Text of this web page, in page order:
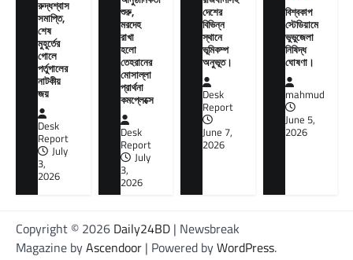
রুদ্ধশ্বাস
সমাপ্তি,
শেষ
মুহূর্তের
গোলে
পর্তুগালের
নাটকীয়
জয়
Desk
Report
July
3,
2026
শুরু,
মরদেহ
রাখা
হলো
তেহরানের
মোসাল্লা
প্রার্থনা
কমপ্লেক্সে
Desk
Report
July
3,
2026
দেশের
বিভিন্ন
স্থানে
ভূমিকম্প
অনুভূত।
Desk
Report
June 7,
2026
বিশ্বকাপ
স্টেডিয়ামে
ভুভুজেলা
নিষিদ্ধ
ঘোষণা।
mahmud
June 5,
2026
Copyright © 2026 Daily24BD | Newsbreak
Magazine byAscendoor | Powered byWordPress.